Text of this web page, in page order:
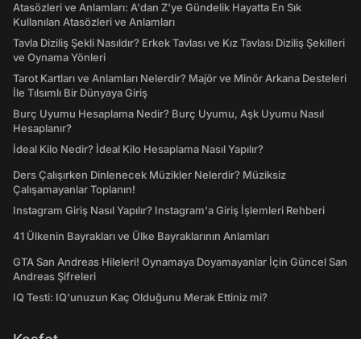
Atasözleri ve Anlamları: A'dan Z'ye Gündelik Hayatta En Sık
Kullanılan Atasözleri ve Anlamları
Tavla Diziliş Şekli Nasıldır? Erkek Tavlası ve Kız Tavlası Diziliş Şekilleri
ve Oynama Yönleri
Tarot Kartları ve Anlamları Nelerdir? Majör ve Minör Arkana Desteleri
İle Tılsımlı Bir Dünyaya Giriş
Burç Uyumu Hesaplama Nedir? Burç Uyumu, Aşk Uyumu Nasıl
Hesaplanır?
İdeal Kilo Nedir? İdeal Kilo Hesaplama Nasıl Yapılır?
Ders Çalışırken Dinlenecek Müzikler Nelerdir? Müziksiz
Çalışamayanlar Toplanın!
Instagram Giriş Nasıl Yapılır? Instagram'a Giriş İşlemleri Rehberi
41 Ülkenin Bayrakları ve Ülke Bayraklarının Anlamları
GTA San Andreas Hileleri! Oynamaya Doyamayanlar İçin Güncel San
Andreas Şifreleri
IQ Testi: IQ'unuzun Kaç Olduğunu Merak Ettiniz mi?